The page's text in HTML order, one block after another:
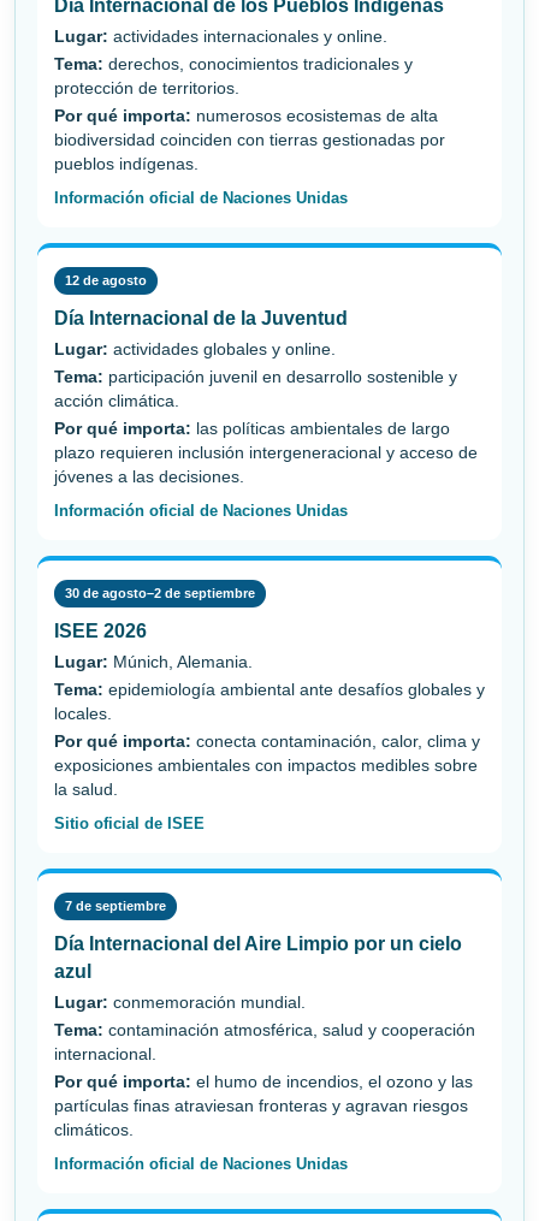
Día Internacional de los Pueblos Indígenas
Lugar: actividades internacionales y online.
Tema: derechos, conocimientos tradicionales y
protección de territorios.
Por qué importa: numerosos ecosistemas de alta
biodiversidad coinciden con tierras gestionadas por
pueblos indígenas.
Información oficial de Naciones Unidas
12 de agosto
Día Internacional de la Juventud
Lugar: actividades globales y online.
Tema: participación juvenil en desarrollo sostenible y
acción climática.
Por qué importa: las políticas ambientales de largo
plazo requieren inclusión intergeneracional y acceso de
jóvenes a las decisiones.
Información oficial de Naciones Unidas
30 de agosto–2 de septiembre
ISEE 2026
Lugar: Múnich, Alemania.
Tema: epidemiología ambiental ante desafíos globales y
locales.
Por qué importa: conecta contaminación, calor, clima y
exposiciones ambientales con impactos medibles sobre
la salud.
Sitio oficial de ISEE
7 de septiembre
Día Internacional del Aire Limpio por un cielo
azul
Lugar: conmemoración mundial.
Tema: contaminación atmosférica, salud y cooperación
internacional.
Por qué importa: el humo de incendios, el ozono y las
partículas finas atraviesan fronteras y agravan riesgos
climáticos.
Información oficial de Naciones Unidas